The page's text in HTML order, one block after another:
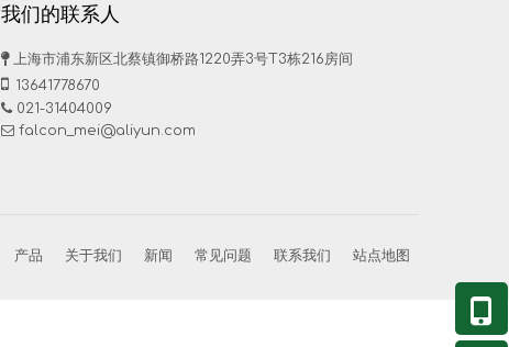
我们的联系人
上海市浦东新区北蔡镇御桥路1220弄3号T3栋216房间
 13641778670
 021-31404009
 falcon_mei@aliyun.com
产品 关于我们 新闻 常见问题 联系我们 站点地图